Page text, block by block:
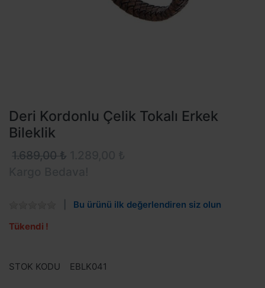
Deri Kordonlu Çelik Tokalı Erkek
Bileklik
1.689,00 ₺
Bu ürünü ilk değerlendiren siz olun
Tükendi !
STOK KODU EBLK041